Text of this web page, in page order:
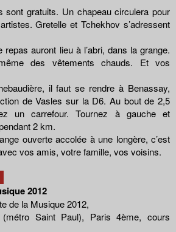
sont gratuits. Un chapeau circulera pour
Gretelle et Tchekhov s’adressent
auront lieu à l’abri, dans la grange.
des vêtements chauds. Et vos
il faut se rendre à Benassay,
de Vasles sur la D6. Au bout de 2,5
un carrefour. Tournez à gauche et
2 km.
ouverte accolée à une longère, c’est
vos amis, votre famille, vos voisins.
2012
de la Musique 2012,
Saint Paul), Paris 4ème, cours